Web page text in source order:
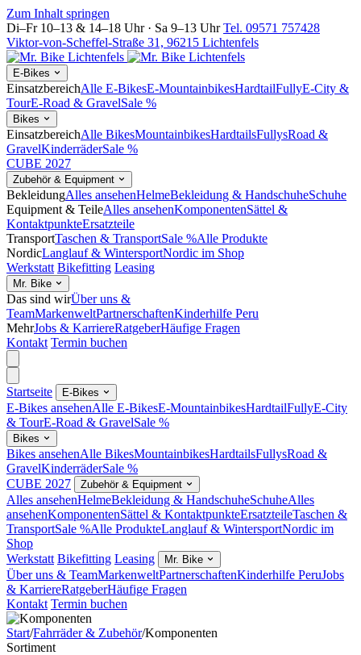
Zum Inhalt springen
Di–Fr 10–13 & 14–18 Uhr · Sa 9–13 Uhr Tel. 09571 757428
Viktor-von-Scheffel-Straße 31, 96215 Lichtenfels
E-Bikes
EinsatzbereichAlle E-BikesE-MountainbikesHardtailFullyE-City &
TourE-Road & GravelSale %
Bikes
EinsatzbereichAlle BikesMountainbikesHardtailsFullysRoad &
GravelKinderräderSale %
CUBE 2027
Zubehör & Equipment
BekleidungAlles ansehenHelmeBekleidung & HandschuheSchuhe
Equipment & TeileAlles ansehenKomponentenSättel &
KontaktpunkteErsatzteile
TransportTaschen & TransportSale %Alle Produkte
NordicLanglauf & WintersportNordic im Shop
Werkstatt Bikefitting Leasing
Mr. Bike
Das sind wirÜber uns &
TeamMarkenweltPartnerschaftenKinderhilfe Peru
MehrJobs & KarriereRatgeberHäufige Fragen
Kontakt Termin buchen
Startseite E-Bikes
E-Bikes ansehenAlle E-BikesE-MountainbikesHardtailFullyE-City
& TourE-Road & GravelSale %
Bikes
Bikes ansehenAlle BikesMountainbikesHardtailsFullysRoad &
GravelKinderräderSale %
CUBE 2027
Zubehör & Equipment
Alles ansehenHelmeBekleidung & HandschuheSchuheAlles
ansehenKomponentenSättel & KontaktpunkteErsatzteileTaschen &
TransportSale %Alle ProdukteLanglauf & WintersportNordic im
Shop
Werkstatt Bikefitting Leasing Mr. Bike
Über uns & TeamMarkenweltPartnerschaftenKinderhilfe PeruJobs
& KarriereRatgeberHäufige Fragen
Kontakt Termin buchen
Start/Fahrräder & Zubehör/Komponenten
Sortiment